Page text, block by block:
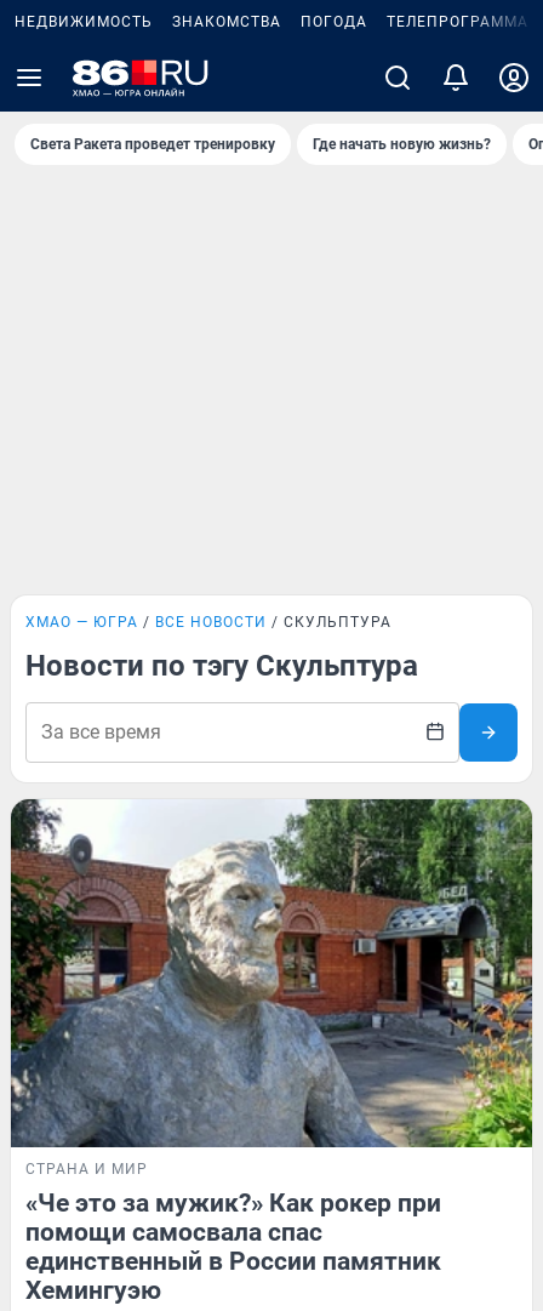
НЕДВИЖИМОСТЬ ЗНАКОМСТВА ПОГОДА ТЕЛЕПРОГРАММА
Света Ракета проведет тренировку Где начать новую жизнь?
ХМАО — ЮГРА ВСЕ НОВОСТИ СКУЛЬПТУРА
Новости по тэгу Скульптура
СТРАНА И МИР
«Че это за мужик?» Как рокер при
помощи самосвала спас
единственный в России памятник
Хемингуэю